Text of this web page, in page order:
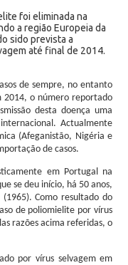
foi eliminada na
a região Europeia da
sido prevista a
até final de 2014.
de sempre, no entanto
2014, o número reportado
desta doença uma
Actualmente
(Afeganistão, Nigéria e
de casos.
em Portugal na
se deu início, há 50 anos,
Como resultado do
de poliomielite por vírus
razões acima referidas, o
por vírus selvagem em